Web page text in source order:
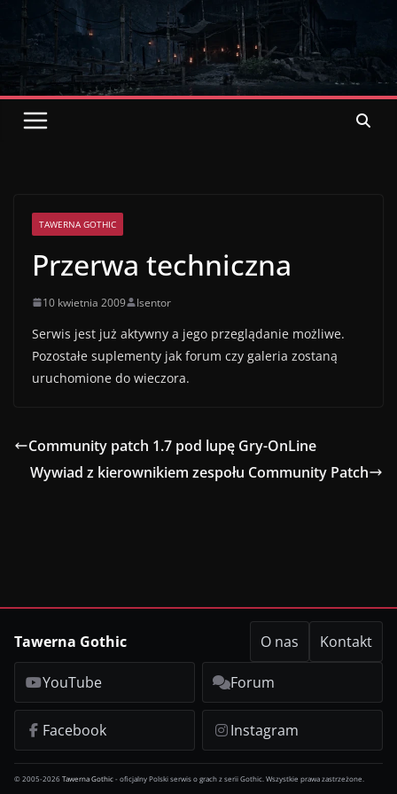
Przejdź
treści
TAWERNA GOTHIC
Przerwa techniczna
10 kwietnia 2009 Isentor
Serwis jest już aktywny a jego przeglądanie możliwe.
Pozostałe suplementy jak forum czy galeria zostaną
uruchomione do wieczora.
Community patch 1.7 pod lupę Gry-OnLine
Wywiad z kierownikiem zespołu Community Patch
Tawerna Gothic O nas Kontakt
YouTube Forum
Facebook Instagram
© 2005-2026 Tawerna Gothic- oficjalny Polski serwis o grach z serii Gothic. Wszystkie prawa zastrzeżone.